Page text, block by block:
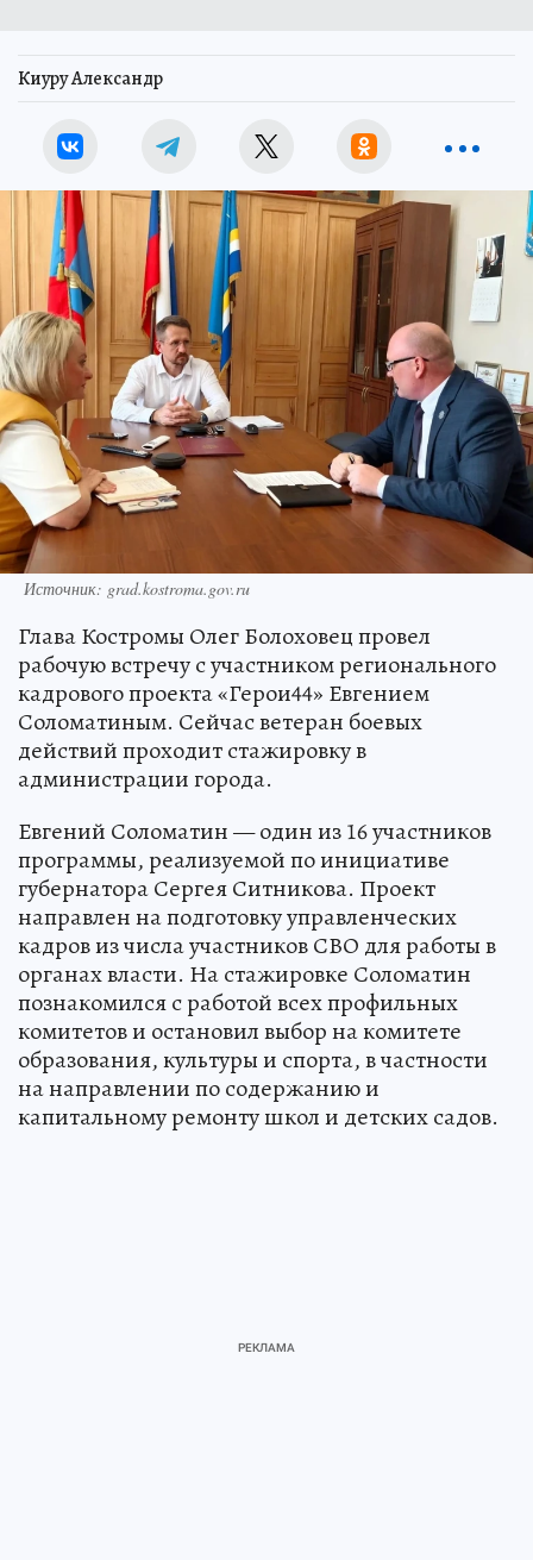
Киуру Александр
Источник: grad.kostroma.gov.ru
Глава Костромы Олег Болоховец провел
рабочую встречу с участником регионального
кадрового проекта «Герои44» Евгением
Соломатиным. Сейчас ветеран боевых
действий проходит стажировку в
администрации города.
Евгений Соломатин — один из 16 участников
программы, реализуемой по инициативе
губернатора Сергея Ситникова. Проект
направлен на подготовку управленческих
кадров из числа участников СВО для работы в
органах власти. На стажировке Соломатин
познакомился с работой всех профильных
комитетов и остановил выбор на комитете
образования, культуры и спорта, в частности
на направлении по содержанию и
капитальному ремонту школ и детских садов.